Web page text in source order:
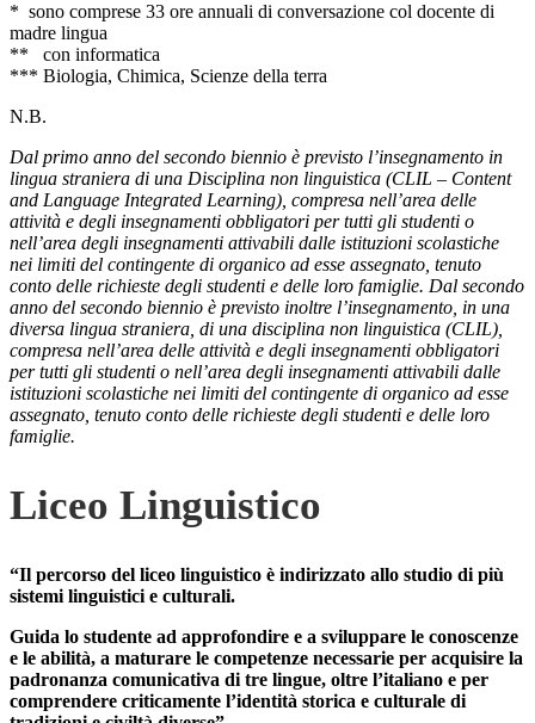
* sono comprese 33 ore annuali di conversazione col docente di
madre lingua
** con informatica
*** Biologia, Chimica, Scienze della terra
N.B.
Dal primo anno del secondo biennio è previsto l’insegnamento in
lingua straniera di una Disciplina non linguistica (CLIL – Content
and Language Integrated Learning), compresa nell’area delle
attività e degli insegnamenti obbligatori per tutti gli studenti o
nell’area degli insegnamenti attivabili dalle istituzioni scolastiche
nei limiti del contingente di organico ad esse assegnato, tenuto
conto delle richieste degli studenti e delle loro famiglie. Dal secondo
anno del secondo biennio è previsto inoltre l’insegnamento, in una
diversa lingua straniera, di una disciplina non linguistica (CLIL),
compresa nell’area delle attività e degli insegnamenti obbligatori
per tutti gli studenti o nell’area degli insegnamenti attivabili dalle
istituzioni scolastiche nei limiti del contingente di organico ad esse
assegnato, tenuto conto delle richieste degli studenti e delle loro
famiglie.
Liceo Linguistico
“Il percorso del liceo linguistico è indirizzato allo studio di più
sistemi linguistici e culturali.
Guida lo studente ad approfondire e a sviluppare le conoscenze
e le abilità, a maturare le competenze necessarie per acquisire la
padronanza comunicativa di tre lingue, oltre l’italiano e per
comprendere criticamente l’identità storica e culturale di